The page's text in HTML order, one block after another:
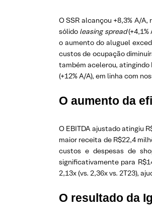
O SSR alcançou +8,3% A/
sólido leasing spread(+4,1%
o aumento do aluguel
custos de ocupação
também acelerou, atingindo
(+12% A/A), em linha com
O aumento da
O EBITDA ajustado atingiu
maior receita de R$22,4
custos e despesas de
significativamente para
2,13x (vs. 2,36x vs. 2T23),
O resultado da